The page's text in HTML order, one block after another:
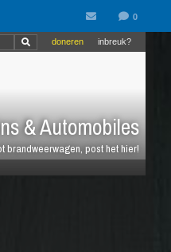
& Automobiles
brandweerwagen, post het hier!
inbreuk?
doneren